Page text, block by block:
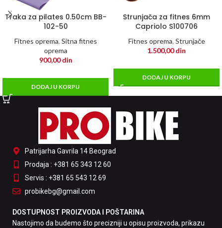
Traka za pilates 0.50cm BB-
102-50
Fitnes oprema, Sitna fitnes
oprema
900,00din
DODAJ U KORPU
Strunjača za fitnes 6mm
Capriolo S100706
Fitnes oprema, Strunjače
1.500,00din
DODAJ U KORPU
Patrijarha Gavrila 14 Beograd
Prodaja : +381 65 343 12 60
Servis : +381 65 543 12 69
probikebg@gmail.com
DOSTUPNOST PROIZVODA I POŠTARINA
Nastojimo da budemo što precizniji u opisu proizvoda, prikazu